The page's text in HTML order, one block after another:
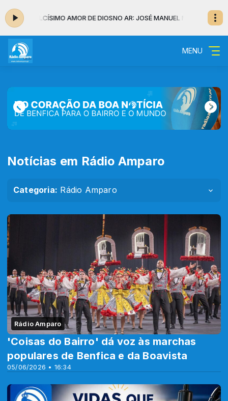
AMOR DE DIOSNO AR: JOSÉ MANUEL MONTESINOS Y PAQUI
MENU
Notícias em Rádio Amparo
Categoria: Rádio Amparo
Rádio Amparo
05/06/2026 • 16:34
'Coisas do Bairro' dá voz às marchas
populares de Benfica e da Boavista